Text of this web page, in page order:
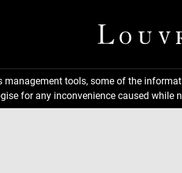
management tools, some of the
for any inconvenience caused while